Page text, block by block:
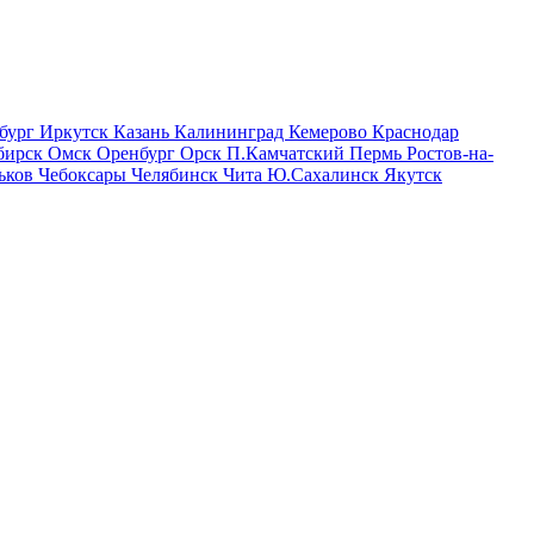
Иркутск Казань Калининград Кемерово Краснодар
Омск Оренбург Орск П.Камчатский Пермь Ростов-на-
Чебоксары Челябинск Чита Ю.Сахалинск Якутск